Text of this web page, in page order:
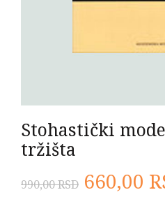
Stohastički
tržišta
990,00RSD 660,00